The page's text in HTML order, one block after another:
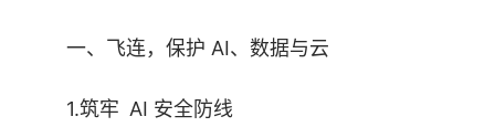
一、飞连，保护 AI、数据与云
1.筑牢 AI 安全防线